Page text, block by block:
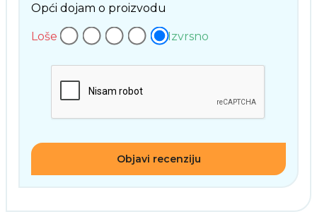
Opći dojam o proizvodu
Loše Izvrsno
Objavi recenziju